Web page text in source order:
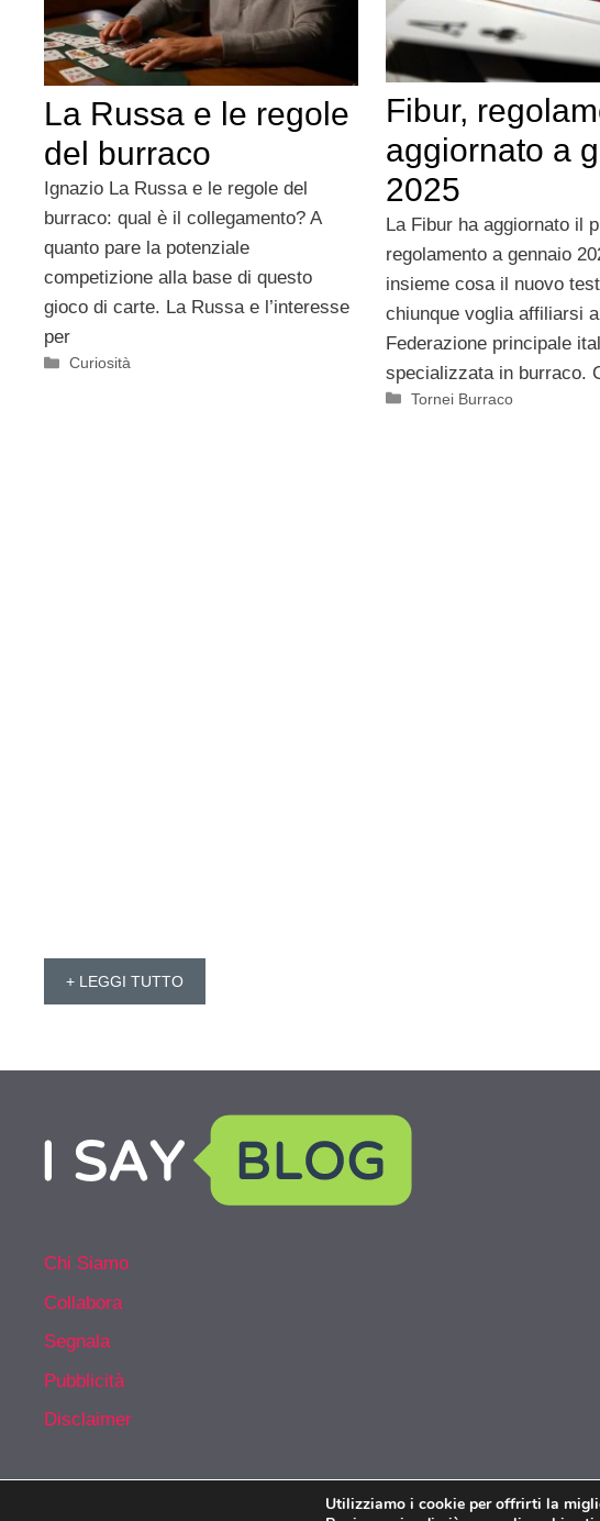
La Russa e le regole
del burraco
Ignazio La Russa e le regole del
burraco: qual è il collegamento? A
quanto pare la potenziale
competizione alla base di questo
gioco di carte. La Russa e l’interesse
per
Categorie
Curiosità
Fibur,
aggiornato a
2025
La Fibur ha aggiornato il
regolamento a gennaio
insieme cosa il nuovo
chiunque voglia affiliarsi
Federazione principale
specializzata in burraco.
Categorie
Tornei Burraco
+ LEGGI TUTTO
Chi Siamo
Collabora
Segnala
Pubblicità
Disclaimer
Utilizziamo i cookie per offrirti la